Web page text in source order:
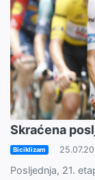
Skraćena
Biciklizam
Posljednja, 21.